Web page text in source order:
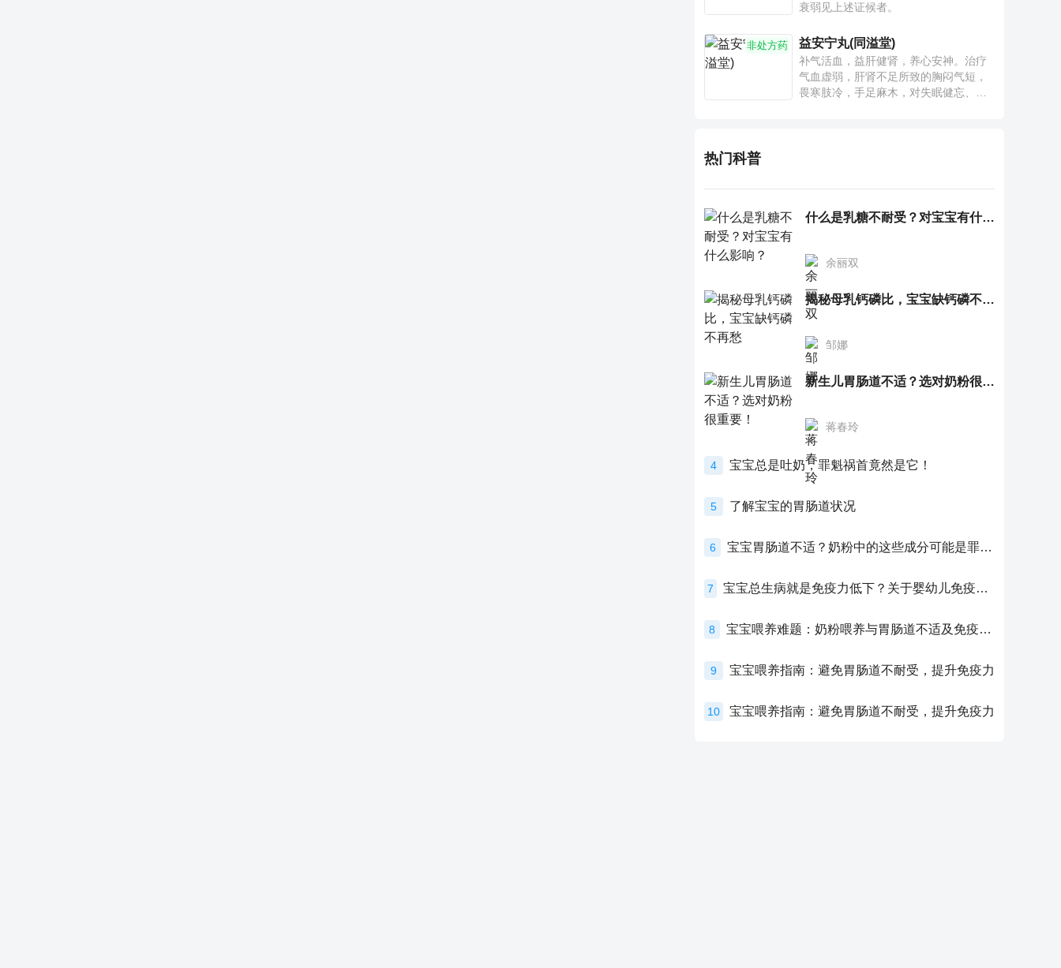
衰弱见上述证候者。
非处方药 益安宁丸(同溢堂)
补气活血，益肝健肾，养心安神。治疗
气血虚弱，肝肾不足所致的胸闷气短，
畏寒肢冷，手足麻木，对失眠健忘、神
热门科普
什么是乳糖不耐受？对宝宝有什么影响？
余丽双
揭秘母乳钙磷比，宝宝缺钙磷不再愁
邹娜
新生儿胃肠道不适？选对奶粉很重要！
蒋春玲
4 宝宝总是吐奶，罪魁祸首竟然是它！
5 了解宝宝的胃肠道状况
6 宝宝胃肠道不适？奶粉中的这些成分可能是罪魁祸首！
7 宝宝总生病就是免疫力低下？关于婴幼儿免疫力的真相，家长必须了解！
8 宝宝喂养难题：奶粉喂养与胃肠道不适及免疫力提升的奥秘
9 宝宝喂养指南：避免胃肠道不耐受，提升免疫力
10 宝宝喂养指南：避免胃肠道不耐受，提升免疫力